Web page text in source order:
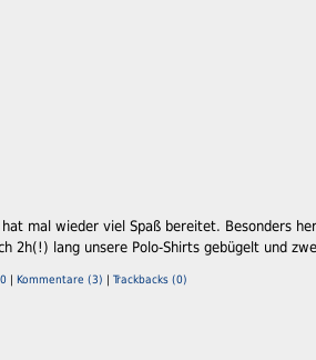
mal wieder viel Spaß bereitet. Besonders
2h(!) lang unsere Polo-Shirts gebügelt und
| Kommentare (3) | Trackbacks (0)